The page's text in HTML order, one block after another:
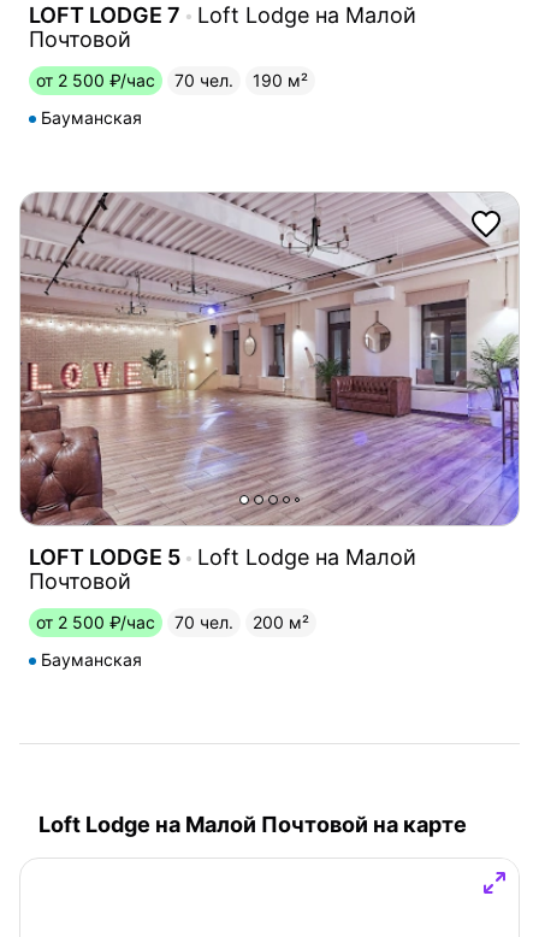
LOFT LODGE 7
Loft Lodge на Малой
Почтовой
от 2 500 ₽/час 70 чел.
190 м²
Бауманская
LOFT LODGE 5
Loft Lodge на Малой
Почтовой
от 2 500 ₽/час 70 чел.
200 м²
Бауманская
Loft Lodge на Малой Почтовой на карте